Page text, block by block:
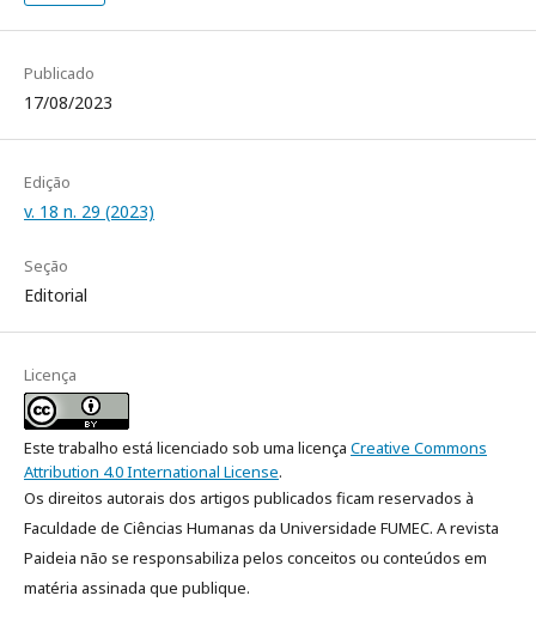
Publicado
17/08/2023
Edição
v. 18 n. 29 (2023)
Seção
Editorial
Licença
Este trabalho está licenciado sob uma licença Creative Commons
Attribution 4.0 International License.
Os direitos autorais dos artigos publicados ficam reservados à
Faculdade de Ciências Humanas da Universidade FUMEC. A revista
Paideia não se responsabiliza pelos conceitos ou conteúdos em
matéria assinada que publique.